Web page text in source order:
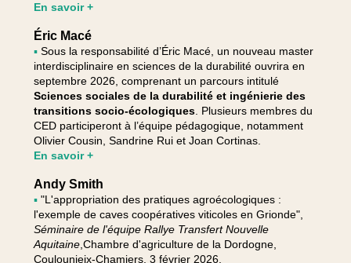
En savoir +
Éric Macé
▪ Sous la responsabilité d’Éric Macé, un nouveau master
interdisciplinaire en sciences de la durabilité ouvrira en
septembre 2026, comprenant un parcours intitulé
Sciences sociales de la durabilité et ingénierie des
transitions socio-écologiques. Plusieurs membres du
CED participeront à l’équipe pédagogique, notamment
Olivier Cousin, Sandrine Rui et Joan Cortinas.
En savoir +
Andy Smith
▪ "L'appropriation des pratiques agroécologiques :
l'exemple de caves coopératives viticoles en Grionde",
Séminaire de l'équipe Rallye Transfert Nouvelle
Aquitaine,Chambre d'agriculture de la Dordogne,
Coulounieix-Chamiers, 3 février 2026.